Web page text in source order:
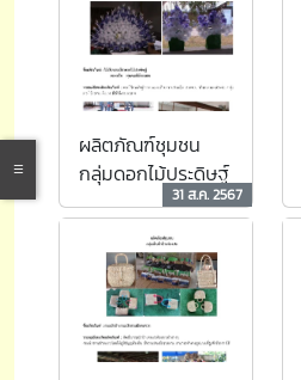
ผลิตภัณฑ์ชุมชน
กลุ่มดอกไม้ประดิษฐ์
31 ส.ค. 2567